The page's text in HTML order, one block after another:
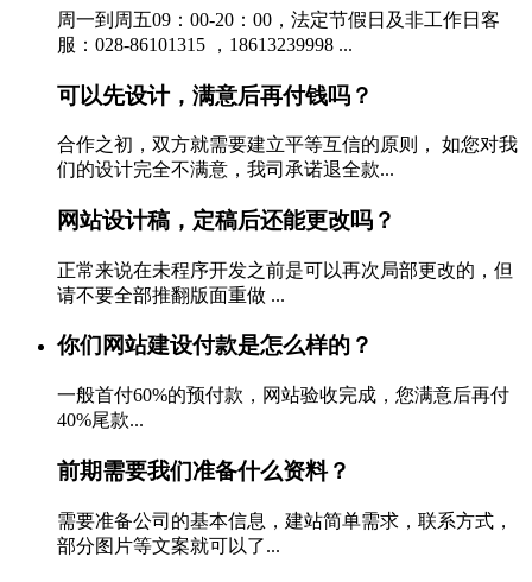
周一到周五09：00-20：00，法定节假日及非工作日客
服：028-86101315 ，18613239998 ...
可以先设计，满意后再付钱吗？
合作之初，双方就需要建立平等互信的原则， 如您对我
们的设计完全不满意，我司承诺退全款...
网站设计稿，定稿后还能更改吗？
正常来说在未程序开发之前是可以再次局部更改的，但
请不要全部推翻版面重做 ...
你们网站建设付款是怎么样的？
一般首付60%的预付款，网站验收完成，您满意后再付
40%尾款...
前期需要我们准备什么资料？
需要准备公司的基本信息，建站简单需求，联系方式，
部分图片等文案就可以了...